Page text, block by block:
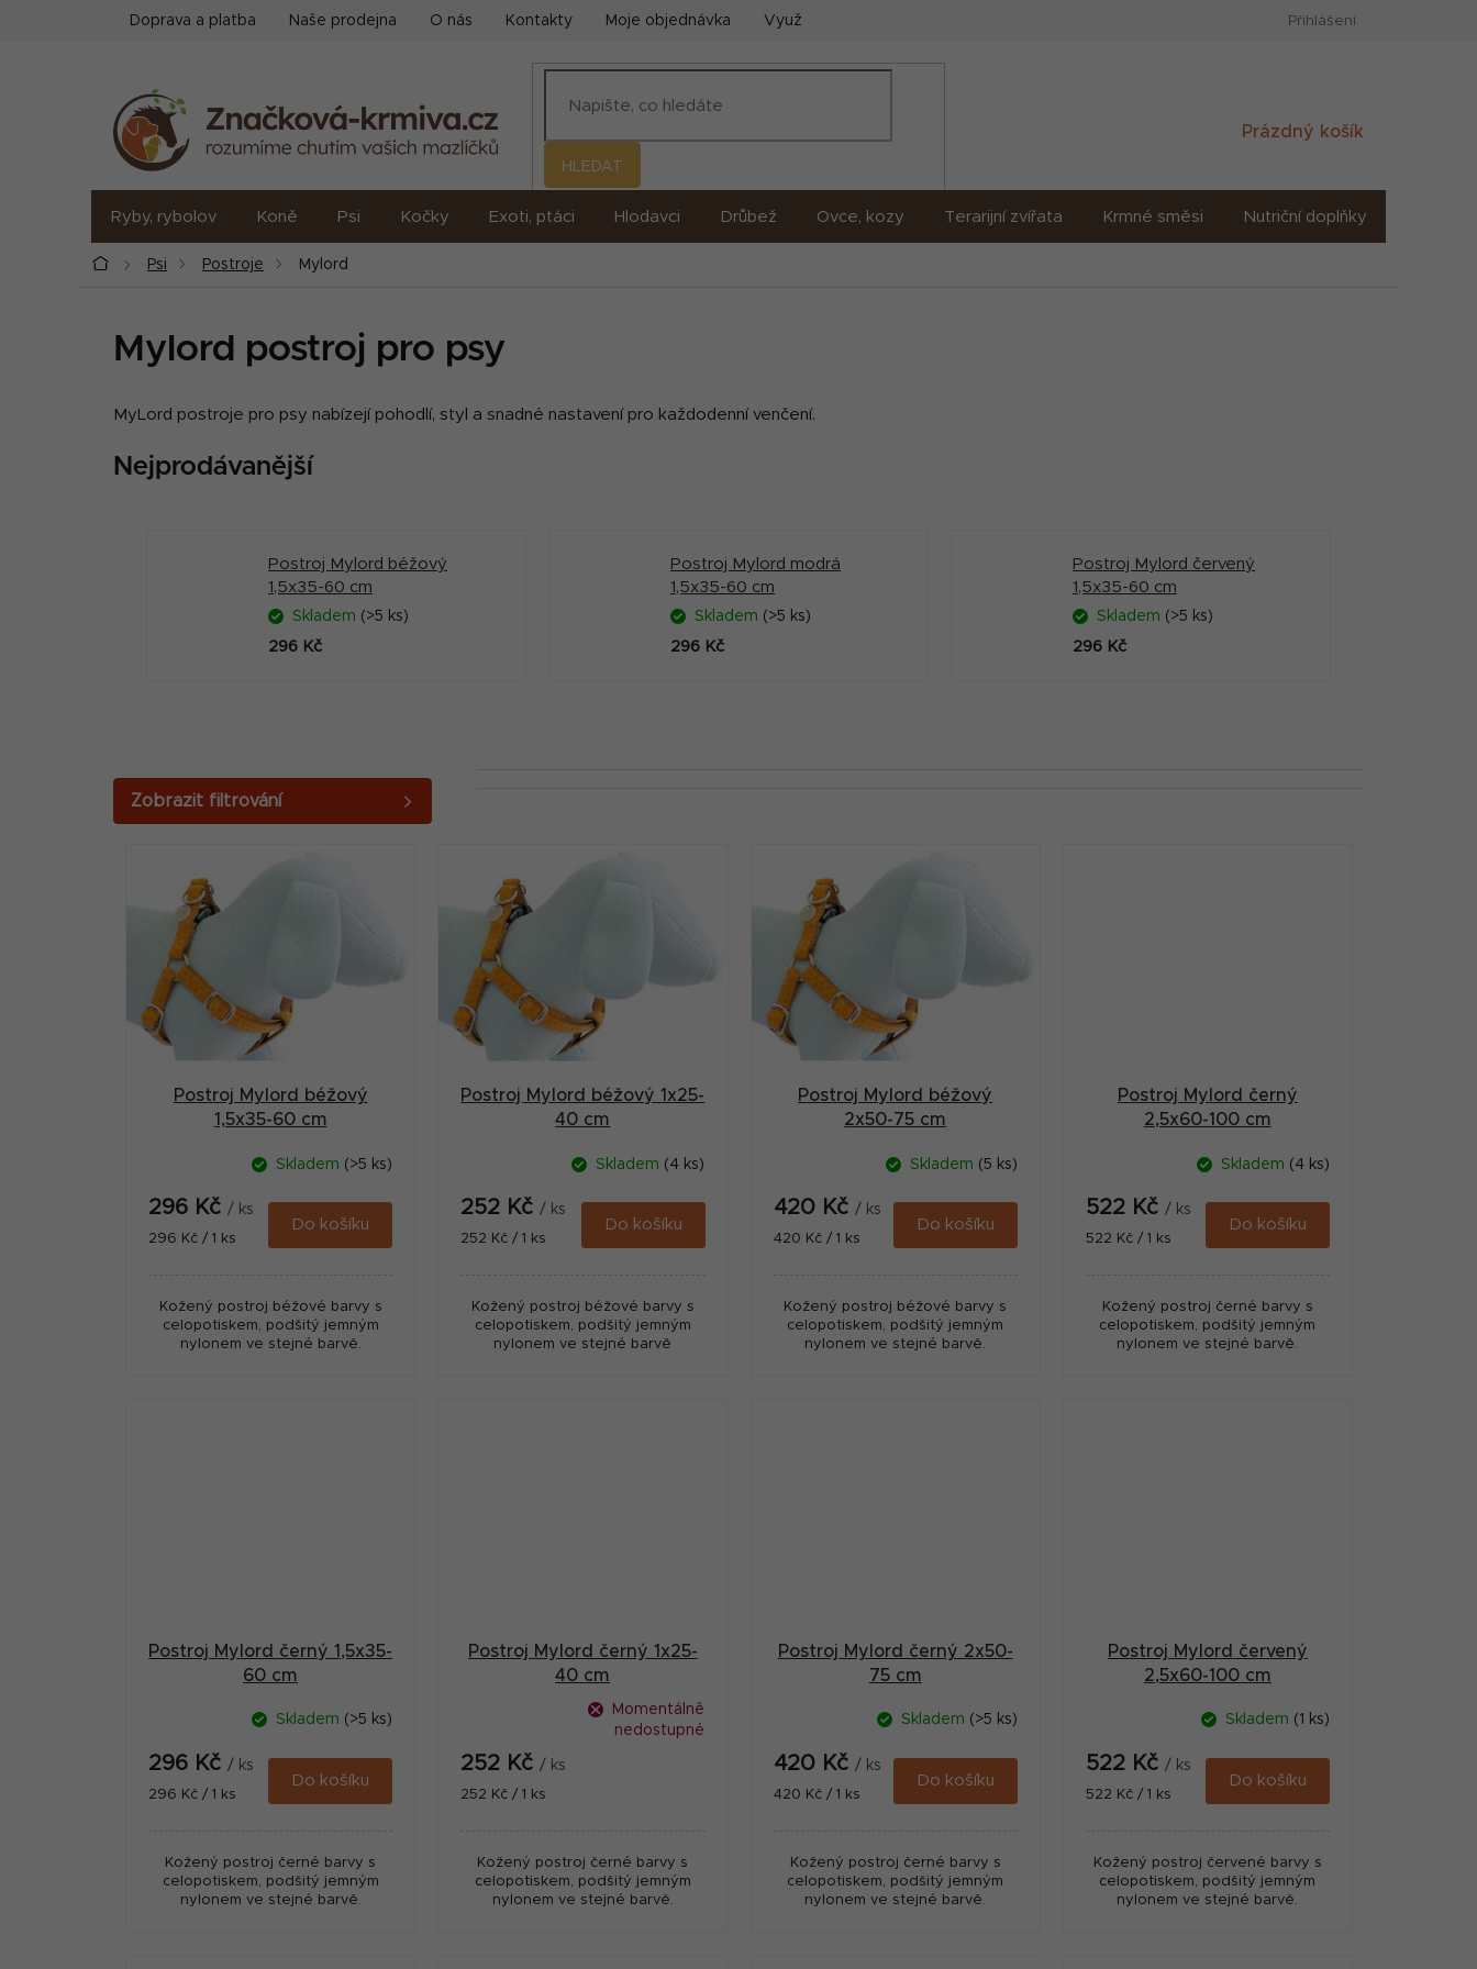
Doprava a platba Naše prodejna O nás Kontakty Moje objednávka Využití umělé inteligence (AI) Přihlášení
HLEDAT
Nákupní
Prázdný košík
Ryby, rybolov Koně Psi Kočky Exoti, ptáci Hlodavci Drůbež Ovce, kozy Terarijní zvířata Krmné směsi Nutriční doplňky
DomůPsi Postroje Mylord
Mylord postroj pro psy
MyLord postroje pro psy nabízejí pohodlí, styl a snadné nastavení pro každodenní venčení.
Nejprodávanější
Postroj Mylord béžový
1,5x35-60 cm
Skladem (>5 ks)
296 Kč
Postroj Mylord modrá
1,5x35-60 cm
Skladem (>5 ks)
296 Kč
Postroj Mylord červený
1,5x35-60 cm
Skladem (>5 ks)
296 Kč
o
Postroj Mylord béžový
1,5x35-60 cm
Skladem (>5 ks)
296 Kč / ks
Měrná
296 Kč / 1 ks
Do košíku
Kožený postroj béžové barvy s
celopotiskem, podšitý jemným
nylonem ve stejné barvě.
Postroj Mylord béžový 1x25-
40 cm
Skladem (4 ks)
252 Kč/ ks
Měrná
252 Kč / 1 ks
Do košíku
Kožený postroj béžové barvy s
celopotiskem, podšitý jemným
nylonem ve stejné barvě
Postroj Mylord béžový
2x50-75 cm
Skladem (5 ks)
420 Kč / ks
Měrná
420 Kč / 1 ks
Do košíku
Kožený postroj béžové barvy s
celopotiskem, podšitý jemným
nylonem ve stejné barvě.
Postroj Mylord černý
2,5x60-100 cm
Skladem (4 ks)
522 Kč / ks
Měrná
522 Kč / 1 ks
Do košíku
Kožený postroj černé barvy s
celopotiskem, podšitý jemným
nylonem ve stejné barvě.
Postroj Mylord černý 1,5x35-
60 cm
Skladem (>5 ks)
296 Kč / ks
Měrná
296 Kč / 1 ks
Do košíku
Kožený postroj černé barvy s
celopotiskem, podšitý jemným
nylonem ve stejné barvě.
Postroj Mylord černý 1x25-
40 cm
Momentálně
nedostupné
252 Kč / ks
Měrná
252 Kč / 1 ks
Kožený postroj černé barvy s
celopotiskem, podšitý jemným
nylonem ve stejné barvě.
Postroj Mylord černý 2x50-
75 cm
Skladem (>5 ks)
420 Kč / ks
Měrná
420 Kč / 1 ks
Do košíku
Kožený postroj černé barvy s
celopotiskem, podšitý jemným
nylonem ve stejné barvě.
Postroj Mylord červený
2,5x60-100 cm
Skladem (1 ks)
522 Kč / ks
Měrná
522 Kč / 1 ks
Do košíku
Kožený postroj červené barvy s
celopotiskem, podšitý jemným
nylonem ve stejné barvě.